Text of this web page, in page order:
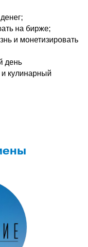
на бирже;
и монетизировать
день
кулинарный